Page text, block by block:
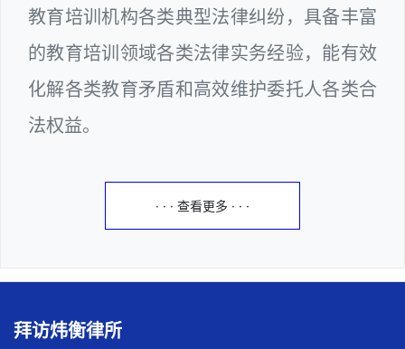
教育培训机构各类典型法律纠纷，具备丰富
的教育培训领域各类法律实务经验，能有效
化解各类教育矛盾和高效维护委托人各类合
法权益。
· · · 查看更多 · · ·
拜访炜衡律所